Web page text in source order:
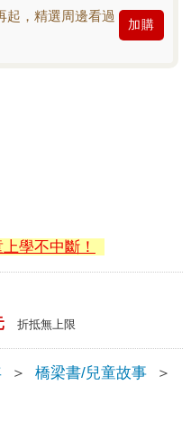
，精選周邊看過
加購
學不中斷！
折抵無上限
＞ 橋梁書/兒童故事
＞